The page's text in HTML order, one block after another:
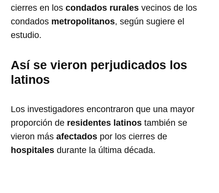
cierres en los condados rurales vecinos de los
condados metropolitanos, según sugiere el
estudio.
Así se vieron perjudicados los
latinos
Los investigadores encontraron que una mayor
proporción de residentes latinos también se
vieron másafectados por los cierres de
hospitalesdurante la última década.